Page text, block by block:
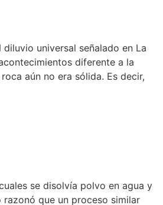
universal señalado en La
diferente a la
aún no era sólida. Es decir,
se disolvía polvo en agua y
que un proceso similar